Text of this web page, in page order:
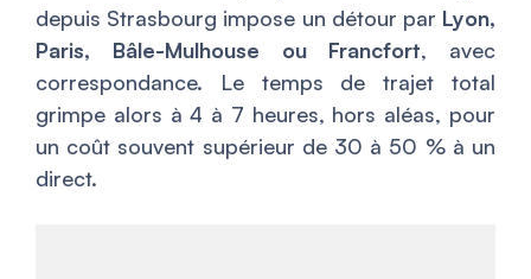
depuis Strasbourg impose un détour par Lyon,
Paris, Bâle-Mulhouse ou Francfort, avec
correspondance. Le temps de trajet total
grimpe alors à 4 à 7 heures, hors aléas, pour
un coût souvent supérieur de 30 à 50 % à un
direct.